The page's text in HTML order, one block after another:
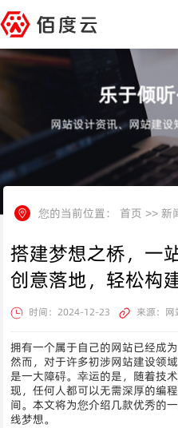
乐于倾
网站设计资讯、网站建
您的当前位置： 首页 >> 新
搭建梦想之桥，一
创意落地，轻松构
时间：2024-12-23 来源：网
拥有一个属于自己的网站已经成
然而，对于许多初涉网站建设领
是一大障碍。幸运的是，随着技
现，任何人都可以无需深厚的编
间。本文将为您介绍几款优秀的
线梦想。